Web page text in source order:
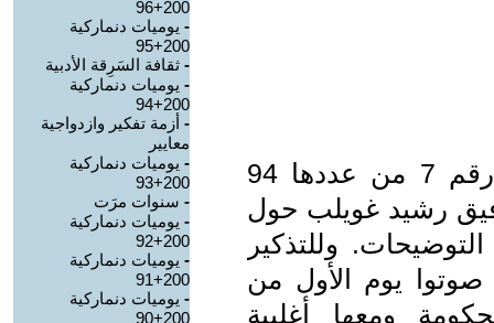
نشرت طريق الشعب في الصفحة رقم 7 من عددها 94
2022 مادة للرفيق رشيد غويلب حول
وللتذكير
يوم الأول من
ومعها أغلبية
200+96
- يوميات دنماركية
200+95
- ثقافة السَرِقة الأدبية
- يوميات دنماركية
200+94
- أزمة تفكير وازدواجية
معايير
- يوميات دنماركية
200+93
- سنوات مرَت
- يوميات دنماركية
200+92
- يوميات دنماركية
200+91
- يوميات دنماركية
200+90